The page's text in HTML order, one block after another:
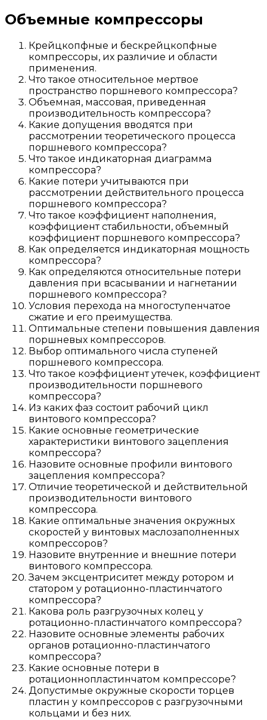
Объемные компрессоры
Крейцкопфные и бескрейцкопфные
компрессоры, их различие и области
применения.
Что такое относительное мертвое
пространство поршневого компрессора?
Объемная, массовая, приведенная
производительность компрессора?
Какие допущения вводятся при
рассмотрении теоретического процесса
поршневого компрессора?
Что такое индикаторная диаграмма
компрессора?
Какие потери учитываются при
рассмотрении действительного процесса
поршневого компрессора?
Что такое коэффициент наполнения,
коэффициент стабильности, объемный
коэффициент поршневого компрессора?
Как определяется индикаторная мощность
компрессора?
Как определяются относительные потери
давления при всасывании и нагнетании
поршневого компрессора?
Условия перехода на многоступенчатое
сжатие и его преимущества.
Оптимальные степени повышения давления
поршневых компрессоров.
Выбор оптимального числа ступеней
поршневого компрессора.
Что такое коэффициент утечек, коэффициент
производительности поршневого
компрессора?
Из каких фаз состоит рабочий цикл
винтового компрессора?
Какие основные геометрические
характеристики винтового зацепления
компрессора?
Назовите основные профили винтового
зацепления компрессора?
Отличие теоретической и действительной
производительности винтового
компрессора.
Какие оптимальные значения окружных
скоростей у винтовых маслозаполненных
компрессоров?
Назовите внутренние и внешние потери
винтового компрессора.
Зачем эксцентриситет между ротором и
статором у ротационно-пластинчатого
компрессора?
Какова роль разгрузочных колец у
ротационно-пластинчатого компрессора?
Назовите основные элементы рабочих
органов ротационно-пластинчатого
компрессора?
Какие основные потери в
ротационнопластинчатом компрессоре?
Допустимые окружные скорости торцев
пластин у компрессоров с разгрузочными
кольцами и без них.